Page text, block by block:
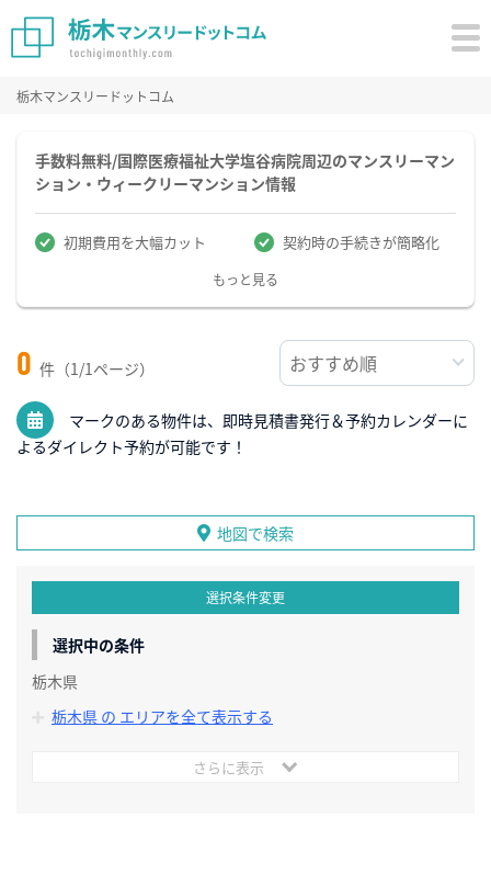
栃木マンスリードットコム
手数料無料/国際医療福祉大学塩谷病院周辺のマンスリーマン
ション・ウィークリーマンション情報
初期費用を大幅カット 契約時の手続きが簡略化
もっと見る
0 件（1/1ページ）
マークのある物件は、即時見積書発行＆予約カレンダーに
よるダイレクト予約が可能です！
地図で検索
選択条件変更
選択中の条件
栃木県
栃木県 の エリアを全て表示する
さらに表示